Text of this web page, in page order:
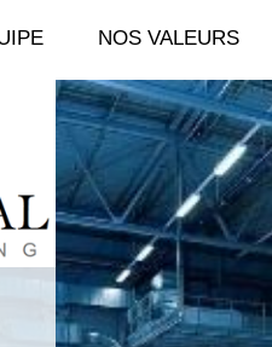
NOS VALEURS